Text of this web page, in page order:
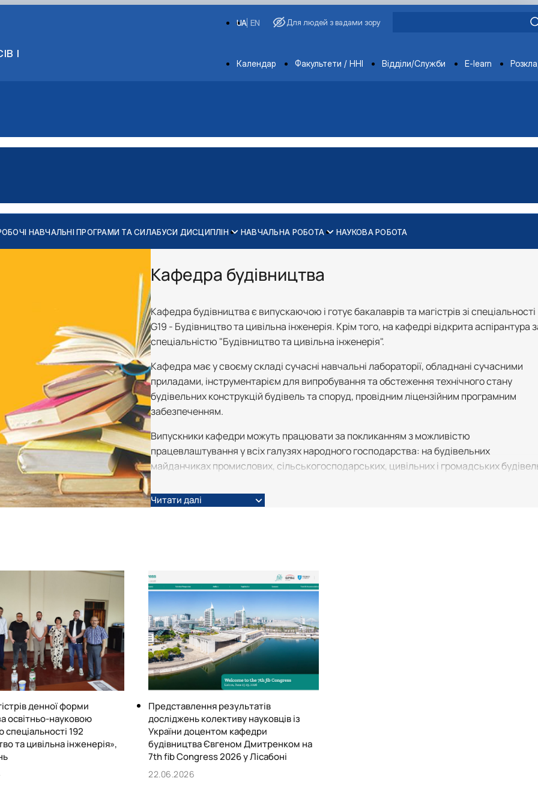
І
EN
UA Для людей з вадами зору
Departments
Календар Факультети / ННІ Відділи/Служби E-learn
конструкцій
НАВЧАЛЬНІ ПРОГРАМИ ТА СИЛАБУСИ ДИСЦИПЛІН НАВЧАЛЬНА РОБОТА НАУКОВА РОБОТА
Кафедра будівництва
Кафедра будівництва є випускаючою i готує бакалаврів та магістрів зі спеціальності
G19 - Будівництво та цивільна інженерія. Крім того, на кафедрі відкрита аспірантура
спеціальністю "Будівництво та цивільна інженерія".
Кафедра має у своєму складі сучасні навчальні лабораторії, обладнані сучасними
приладами, інструментарієм для випробування та обстеження технічного стану
будівельних конструкцій будівель та споруд, провідним ліцензійним програмним
забезпеченням.
Випускники кафедри можуть працювати за покликанням з можливістю
працевлаштування у всіх галузях народного господарства: на будівельних
майданчиках промислових, сільськогосподарських, цивільних і громадських
та споруд та їхніх підрозділах; у проектних та науково-дослідних інститутах
будівельного профілю; у відділах капітального будівництва, які є практично у всіх
організаціях – наприклад, в банку, структура підрозділів якого розташована в
майбутніми фахівцями протягом 6 років, тобто, – зі знанням властивостей
матеріалів. В останні роки працевлаштування наших випускників складає майже 80
Майбутні фахівці мають можливість навчатися англійською мовою, що значно
підвищує шанси отримання високої оплати праці та міжнародного працевлаштування
у галузі будівництва.
Читати далі
денної форми
освітньо-науковою
192
та цивільна інженерія»,
Представлення результатів
досліджень колективу науковців із
України доцентом кафедри
будівництва Євгеном Дмитренком на
7th fib Congress 2026 у Лісабоні
22.06.2026